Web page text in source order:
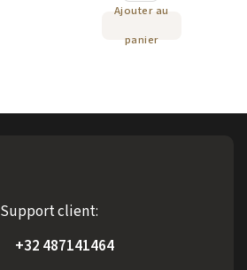
Ajouter au
panier
Support client:
+32 487141464